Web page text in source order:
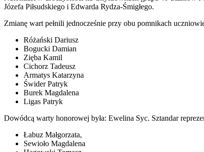
Józefa Piłsudskiego i Edwarda Rydza-Śmigłego.
Zmianę wart pełnili jednocześnie przy obu pomnikach
Różański Dariusz
Bogucki Damian
Zięba Kamil
Cichorz Tadeusz
Armatys Katarzyna
Świder Patryk
Burek Magdalena
Ligas Patryk
Dowódcą warty honorowej była: Ewelina Syc. Sztandar
Łabuz Małgorzata,
Sewioło Magdalena